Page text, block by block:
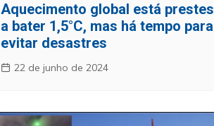
Aquecimento global está prestes
a bater 1,5°C, mas há tempo para
evitar desastres
22 de junho de 2024